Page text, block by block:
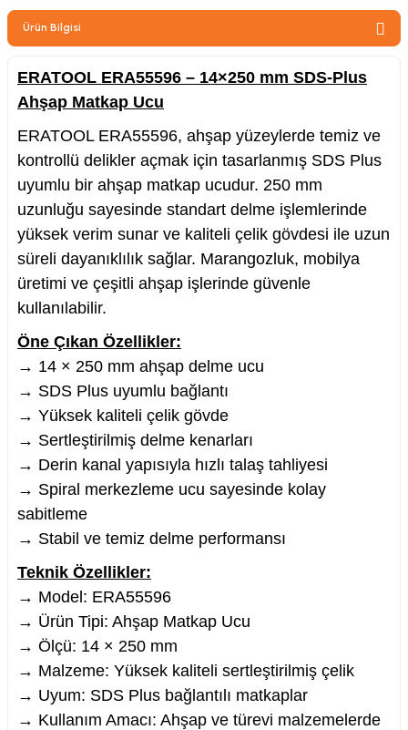
ve Lehim Teli
Ürün Bilgisi
ERATOOL ERA55596 – 14×250 mm SDS-Plus
Ahşap Matkap Ucu
ERATOOL ERA55596, ahşap yüzeylerde temiz ve
kontrollü delikler açmak için tasarlanmış SDS Plus
uyumlu bir ahşap matkap ucudur. 250 mm
uzunluğu sayesinde standart delme işlemlerinde
yüksek verim sunar ve kaliteli çelik gövdesi ile uzun
süreli dayanıklılık sağlar. Marangozluk, mobilya
üretimi ve çeşitli ahşap işlerinde güvenle
kullanılabilir.
Öne Çıkan Özellikler:
→ 14 × 250 mm ahşap delme ucu
→ SDS Plus uyumlu bağlantı
→ Yüksek kaliteli çelik gövde
→ Sertleştirilmiş delme kenarları
→ Derin kanal yapısıyla hızlı talaş tahliyesi
→ Spiral merkezleme ucu sayesinde kolay
sabitleme
→ Stabil ve temiz delme performansı
Teknik Özellikler:
→ Model: ERA55596
→ Ürün Tipi: Ahşap Matkap Ucu
→ Ölçü: 14 × 250 mm
→ Malzeme: Yüksek kaliteli sertleştirilmiş çelik
→ Uyum: SDS Plus bağlantılı matkaplar
→ Kullanım Amacı: Ahşap ve türevi malzemelerde